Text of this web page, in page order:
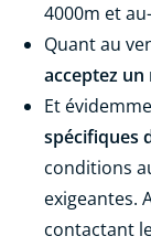
4000m et
Quant au
acceptez
Et
spécifiques
conditions
exigeantes.
contactant